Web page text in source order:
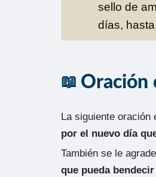
sello de
días,
Oración
La siguiente
por el nuevo día
También se le
que pueda